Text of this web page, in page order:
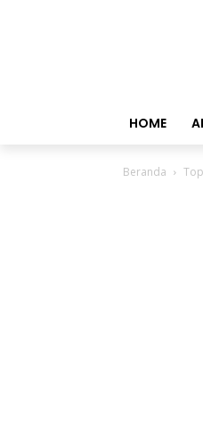
HOME
Beranda